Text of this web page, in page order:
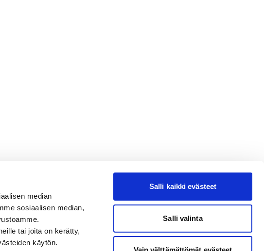
median
sosiaalisen median,
tai joita on kerätty,
käytön.
Salli kaikki evästeet
Salli valinta